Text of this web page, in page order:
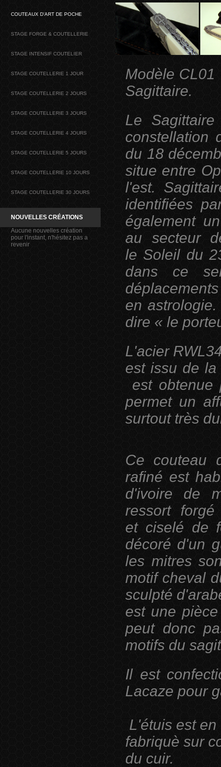
COUTEAUX D'ART DE POCHE
STAGE FORGE & COUTELLERIE
STAGE INTENSIF COUTELIER
STAGE COUTELLERIE 1 JOUR
STAGE COUTELLERIE 2 JOURS
STAGE COUTELLERIE 3 JOURS
STAGE COUTELLERIE 4 JOURS
STAGE COUTELLERIE 5 JOURS
STAGE COUTELLERIE 10 JOURS
STAGE COUTELLERIE 30 JOURS
NOUVELLES CRÉATIONS
Aucune nouvelles création
pour l'instant, n'hésitez pas a
revenir
Modèle
Sagittaire.
Le
constellation
du 18
situe entre
l'est.
identifiées
également
au secteur
le Soleil du
dans ce
en astrologie.
dire « le
L 'acier
est issu de la
est obtenue
permet un
surtout très
Ce couteau
rafiné est
d'ivoire de
ressort
et ciselé de
décoré d'un
les mitres
motif cheval
sculpté
est une
peut donc
motifs du
Il est
Lacaze pour
L'étuis est
fabriquè sur
du cuir.